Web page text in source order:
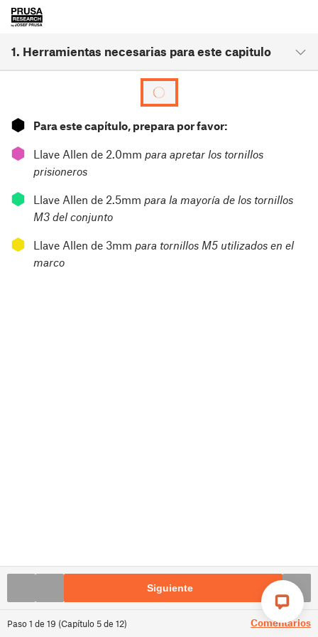
1. Herramientas necesarias para este capitulo
Paso1 de 19 (Capítulo 5de 12) Comentarios
⬢ Para este capítulo, prepara por favor:
⬢ Llave Allen de 2.0mm para apretar los tornillos
prisioneros
⬢ Llave Allen de 2.5mm para la mayoría de los tornillos
M3 del conjunto
⬢ Llave Allen de 3mm para tornillos M5 utilizados en el
marco
Siguiente